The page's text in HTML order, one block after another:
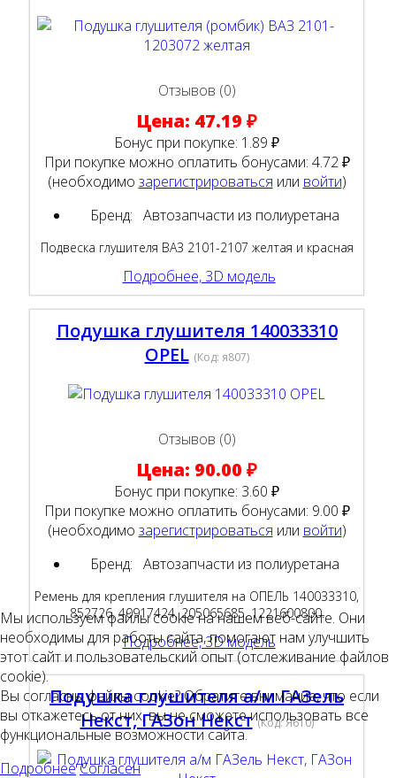
Отзывов (0)
Цена: 47.19 ₽
Бонус при покупке: 1.89 ₽
При покупке можно оплатить бонусами: 4.72 ₽
(необходимо зарегистрироваться или войти)
Бренд: Автозапчасти из полиуретана
Подвеска глушителя ВАЗ 2101-2107 желтая и красная
Подробнее, 3D модель
Подушка глушителя 140033310
OPEL (Код: я807)
Отзывов (0)
Цена: 90.00 ₽
Бонус при покупке: 3.60 ₽
При покупке можно оплатить бонусами: 9.00 ₽
(необходимо зарегистрироваться или войти)
Бренд: Автозапчасти из полиуретана
Ремень для крепления глушителя на ОПЕЛЬ 140033310,
852726, 40917424, 205065685, 1221600800.
Подробнее, 3D модель
Подушка глушителя а/м ГАЗель
Некст, ГАЗон Некст (Код:Я610)
Мы используем файлы cookie на нашем веб-сайте. Они
необходимы для работы сайта, помогают нам улучшить
этот сайт и пользовательский опыт (отслеживание файлов
cookie).
Вы согласны файлы cookie? Обратите внимание, что если
вы откажетесь от них, вы не сможете использовать все
функциональные возможности сайта.
Подробнее Согласен